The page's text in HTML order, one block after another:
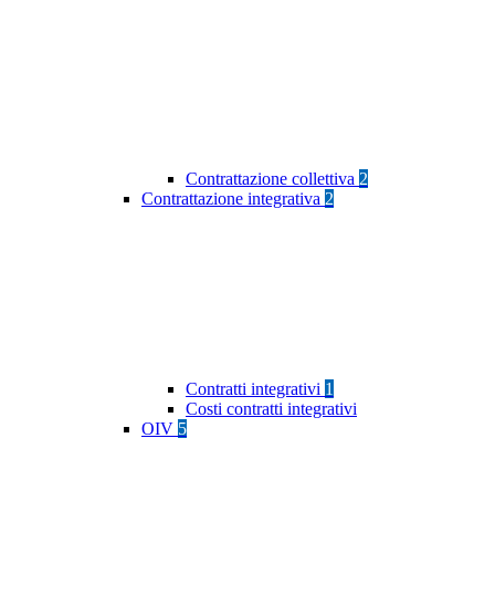
Contrattazione collettiva 2
Contrattazione integrativa 2
Contratti integrativi 1
Costi contratti integrativi
OIV 5